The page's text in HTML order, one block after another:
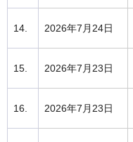
14. 2026年7月24日
15. 2026年7月23日
16. 2026年7月23日